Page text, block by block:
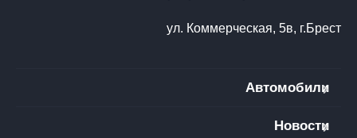
ул. Коммерческая, 5в, г.Брест
Автомобили
Новости